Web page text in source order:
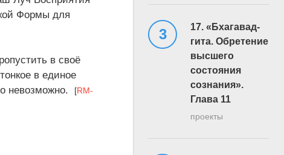
Формы для
в своё
в единое
невозможно.
[RM-
17. «Бхагавад-
гита. Обретение
высшего
состояния
сознания».
Глава 11
проекты